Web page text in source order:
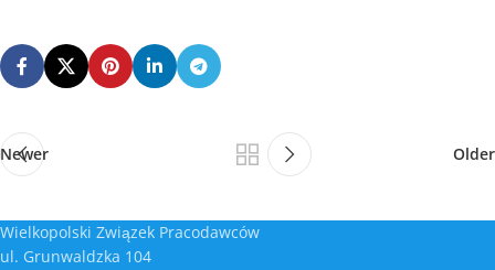
Newer Older
Wielkopolski Związek Pracodawców
ul. Grunwaldzka 104